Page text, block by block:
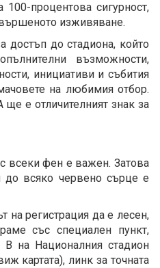
процентова сигурност,
изживяване.
до стадиона, който
възможности,
инициативи и събития
на любимия отбор.
е отличителният знак за
всеки фен е важен. Затова
до всяко червено сърце е
на регистрация да е лесен,
със специален пункт,
на Националния стадион
картата), линк за точната